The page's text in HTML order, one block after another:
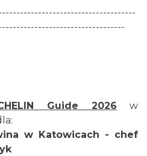
Guide 2026 w
w Katowicach - chef